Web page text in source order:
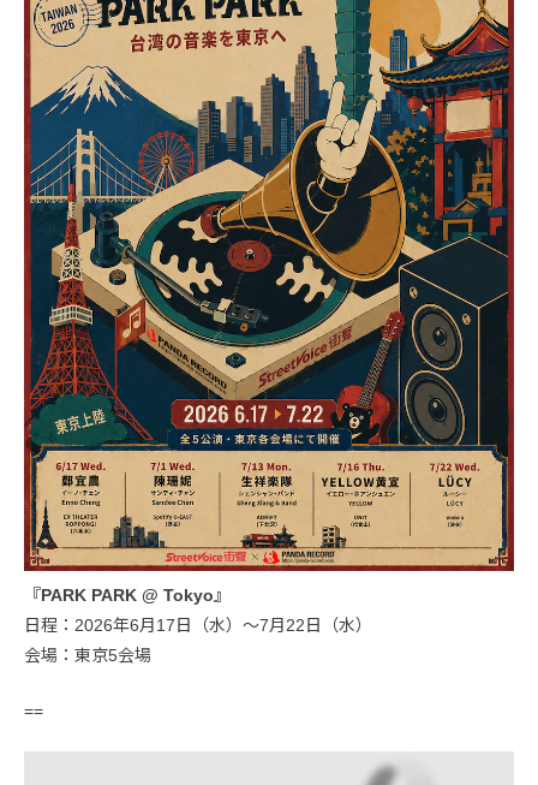
『PARK PARK @ Tokyo』
日程：2026年6月17日（水）〜7月22日（水）
会場：東京5会場
==